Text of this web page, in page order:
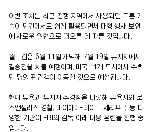
이번 조치는 최근 전쟁 지역에서 사용되던 드론 기
술이 민간에서도 쉽게 활용되면서 대형 행사 보안
에 새로운 위협으로 떠오른 데 따른 것입니다.
월드컵은 6월 11일 개막해 7월 19일 뉴저지에서
결승전을 치를 예정이며, 미국 11개 도시에서 수백
만 명의 관람객이 이동할 것으로 예상됩니다.
현재 뉴욕과 뉴저지 주경찰을 비롯해 뉴욕시와 로
스앤젤레스 경찰, 마이애미-데이드 셰리프국 등 다
양한 기관이 FBI의 감독 아래 대응 훈련을 진행 중
입니다.